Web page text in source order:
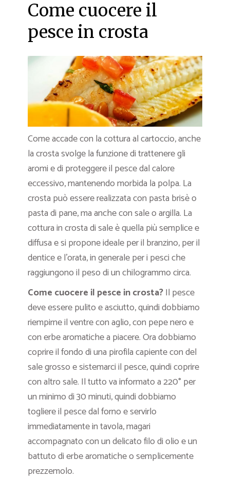
Come cuocere il
pesce in crosta
Come accade con la cottura al cartoccio, anche
la crosta svolge la funzione di trattenere gli
aromi e di proteggere il pesce dal calore
eccessivo, mantenendo morbida la polpa. La
crosta può essere realizzata con pasta brisè o
pasta di pane, ma anche con sale o argilla. La
cottura in crosta di sale è quella più semplice e
diffusa e si propone ideale per il branzino, per il
dentice e l’orata, in generale per i pesci che
raggiungono il peso di un chilogrammo circa.
Come cuocere il pesce in crosta?Il pesce
deve essere pulito e asciutto, quindi dobbiamo
riempirne il ventre con aglio, con pepe nero e
con erbe aromatiche a piacere. Ora dobbiamo
coprire il fondo di una pirofila capiente con del
sale grosso e sistemarci il pesce, quindi coprire
con altro sale. Il tutto va informato a 220° per
un minimo di 30 minuti, quindi dobbiamo
togliere il pesce dal forno e servirlo
immediatamente in tavola, magari
accompagnato con un delicato filo di olio e un
battuto di erbe aromatiche o semplicemente
prezzemolo.